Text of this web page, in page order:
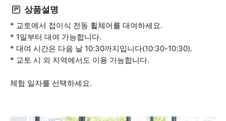
상품설명
* 교토에서 접이식 전동 휠체어를 대여하세요.
* 1일부터 대여 가능합니다.
* 대여 시간은 다음 날 10:30까지입니다(10:30-10:30).
* 교토 시 외 지역에서도 이용 가능합니다.
체험 일자를 선택하세요.